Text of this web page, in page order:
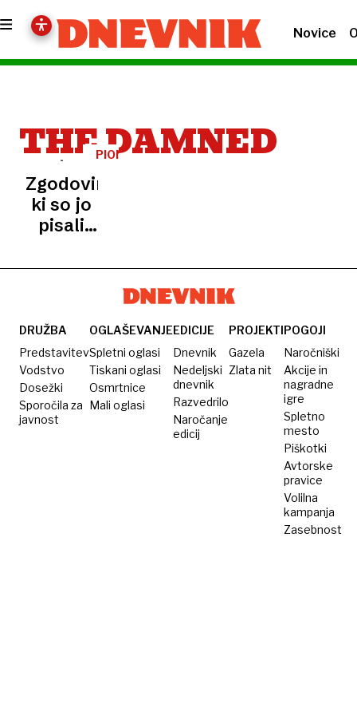
Novice
THE DAMNED
PIONIRJI
Zgodovina,
ki so jo
pisali
zaradi
maščevanja
ostali v
senci
rivalstva
DRUŽBA
Predstavitev
Vodstvo
Dosežki
Sporočila za
javnost
OGLAŠEVANJE
Spletni oglasi
Tiskani oglasi
Osmrtnice
Mali oglasi
EDICIJE
Dnevnik
Nedeljski
dnevnik
Razvedrilo
Naročanje
edicij
PROJEKTI
Gazela
Zlata nit
POGOJI
Naročniški
Akcije in
nagradne
igre
Spletno
mesto
Piškotki
Avtorske
pravice
Volilna
kampanja
Zasebnost